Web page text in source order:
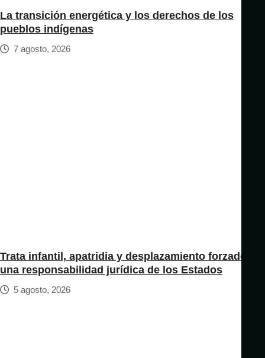
La transición energética y los derechos de los
pueblos indígenas
7 agosto, 2026
Trata infantil, apatridia y desplazamiento forzado:
una responsabilidad jurídica de los Estados
5 agosto, 2026